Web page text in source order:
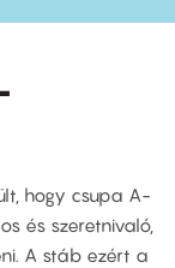
hogy csupa A-
és szeretnivaló,
A stáb ezért a